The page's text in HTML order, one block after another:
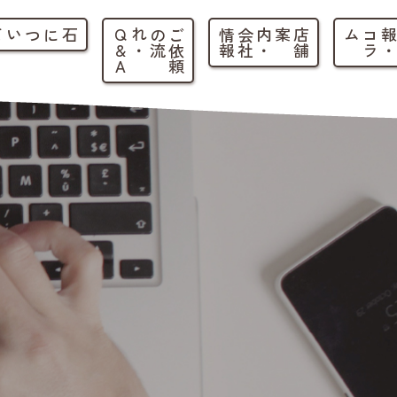
石について ご
依
頼
の
流
れ
・
Q
&
A 店
舗
案内
・
会
社
情
報